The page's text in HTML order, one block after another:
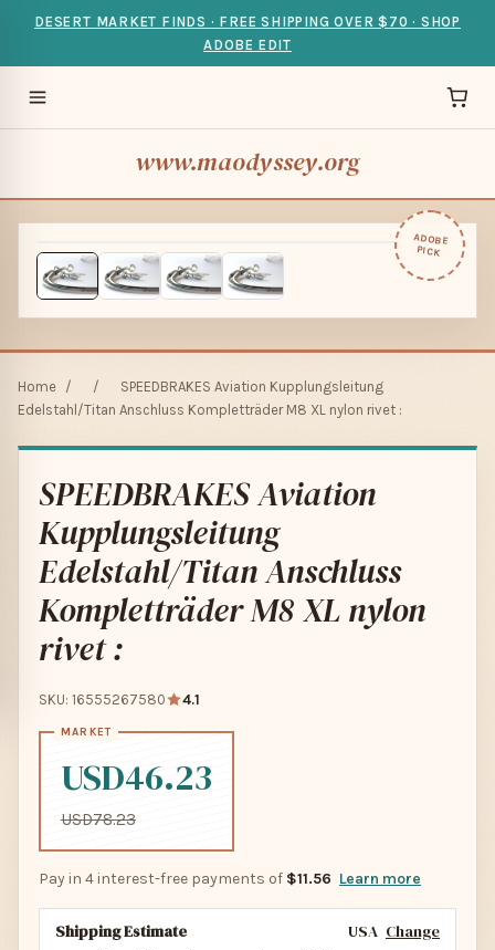
DESERT MARKET FINDS · FREE SHIPPING OVER $70 · SHOP
ADOBE EDIT
www.maodyssey.org
ADOBE
PICK
Home / /
SPEEDBRAKES Aviation Kupplungsleitung
Edelstahl/Titan Anschluss Kompletträder M8 XL nylon rivet :
SPEEDBRAKES Aviation
Kupplungsleitung
Edelstahl/Titan Anschluss
Kompletträder M8 XL nylon
rivet :
SKU: 16555267580 4.1
USD46.23
USD78.23
Pay in 4 interest-free payments of $11.56 Learn more
Shipping Estimate USA Change